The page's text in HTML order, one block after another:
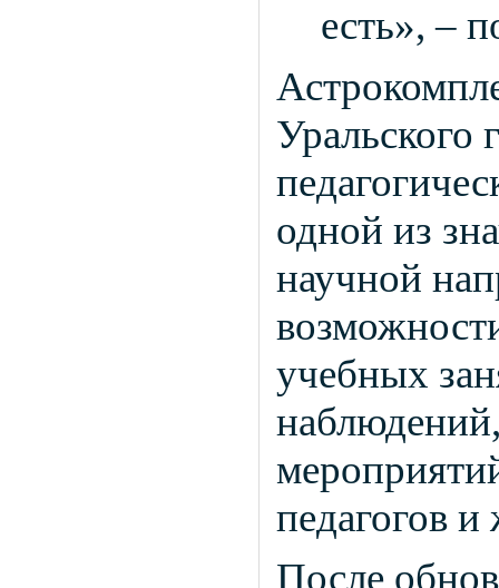
есть», –
Уральского
одной из
научной
учебных
педагогов
После